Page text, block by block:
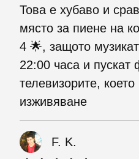
Това е хубаво и
място за пиене на
4 🌟, защото
22:00 часа и пускат
телевизорите,
изживяване
F. K.